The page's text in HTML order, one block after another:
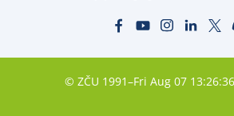
© ZČU 1991–Fri Aug 07